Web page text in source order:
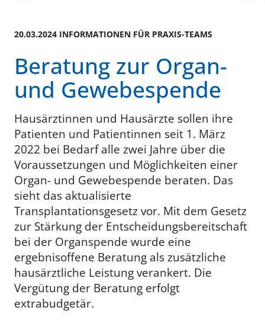
20.03.2024 INFORMATIONEN FÜR PRAXIS-TEAMS
Beratung zur Organ-
und Gewebespende
Hausärztinnen und Hausärzte sollen ihre
Patienten und Patientinnen seit 1. März
2022 bei Bedarf alle zwei Jahre über die
Voraussetzungen und Möglichkeiten einer
Organ- und Gewebespende beraten. Das
sieht das aktualisierte
Transplantationsgesetz vor. Mit dem Gesetz
zur Stärkung der Entscheidungsbereitschaft
bei der Organspende wurde eine
ergebnisoffene Beratung als zusätzliche
hausärztliche Leistung verankert. Die
Vergütung der Beratung erfolgt
extrabudgetär.